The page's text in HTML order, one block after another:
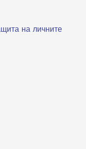
на личните